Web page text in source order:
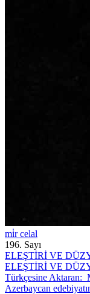
mi̇r celal
196. Sayı
ELEŞTİRİ VE
ELEŞTİRİ VE
Türkçesine Aktaran:
Azerbaycan